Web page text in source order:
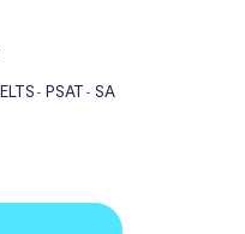
IELTS - PSAT - SA